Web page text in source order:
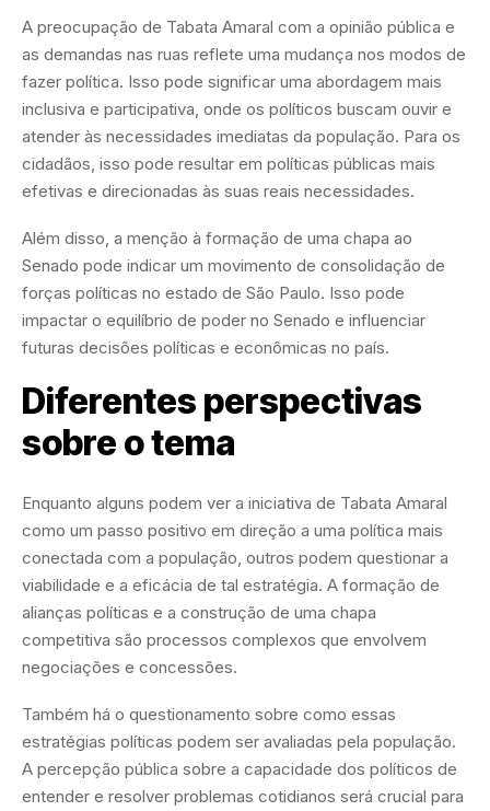
A preocupação de Tabata Amaral com a opinião pública e
as demandas nas ruas reflete uma mudança nos modos de
fazer política. Isso pode significar uma abordagem mais
inclusiva e participativa, onde os políticos buscam ouvir e
atender às necessidades imediatas da população. Para os
cidadãos, isso pode resultar em políticas públicas mais
efetivas e direcionadas às suas reais necessidades.
Além disso, a menção à formação de uma chapa ao
Senado pode indicar um movimento de consolidação de
forças políticas no estado de São Paulo. Isso pode
impactar o equilíbrio de poder no Senado e influenciar
futuras decisões políticas e econômicas no país.
Diferentes perspectivas
sobre o tema
Enquanto alguns podem ver a iniciativa de Tabata Amaral
como um passo positivo em direção a uma política mais
conectada com a população, outros podem questionar a
viabilidade e a eficácia de tal estratégia. A formação de
alianças políticas e a construção de uma chapa
competitiva são processos complexos que envolvem
negociações e concessões.
Também há o questionamento sobre como essas
estratégias políticas podem ser avaliadas pela população.
A percepção pública sobre a capacidade dos políticos de
entender e resolver problemas cotidianos será crucial para